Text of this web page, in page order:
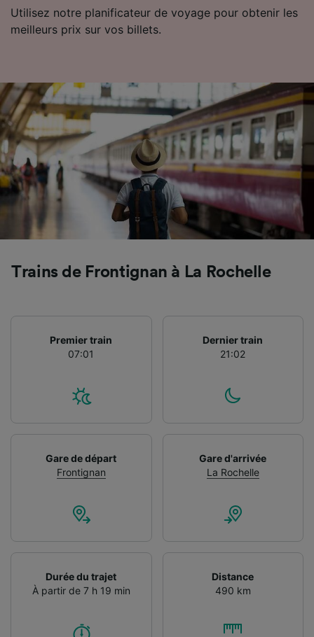
Utilisez notre planificateur de voyage pour obtenir les
meilleurs prix sur vos billets.
Trains de Frontignan à La Rochelle
Premier train
07:01
Dernier train
21:02
Gare de départ
Frontignan
Gare d'arrivée
La Rochelle
Durée du trajet
À partir de 7 h 19 min
Distance
490 km
Utiliser des données de géolocalisation
précises. Analyser activement les
caractéristiques de l’appareil pour
contenu personnalisés, mesure de
performance des publicités et du contenu,
études d’audience et développement de
services.
Liste de nos partenaires (fournisseurs)